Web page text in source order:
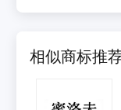
相似商标推